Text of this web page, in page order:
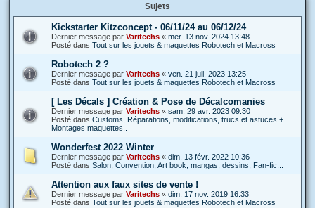
Sujets
Kickstarter Kitzconcept - 06/11/24 au 06/12/24
Dernier message par Varitechs « mer. 13 nov. 2024 13:48
Posté dans Tout sur les jouets & maquettes Robotech et Macross
Robotech 2 ?
Dernier message par Varitechs « ven. 21 juil. 2023 13:25
Posté dans Tout sur les jouets & maquettes Robotech et Macross
[ Les Décals ] Création & Pose de Décalcomanies
Dernier message par Varitechs « sam. 29 avr. 2023 09:30
Posté dans Customs, Réparations, modifications, trucs et astuces +
Montages maquettes..
Wonderfest 2022 Winter
Dernier message par Varitechs « dim. 13 févr. 2022 10:36
Posté dans Salon, Convention, Art book, mangas, dessins, Fan-fic...
Attention aux faux sites de vente !
Dernier message par Varitechs « dim. 17 nov. 2019 16:33
Posté dans Tout sur les jouets & maquettes Robotech et Macross